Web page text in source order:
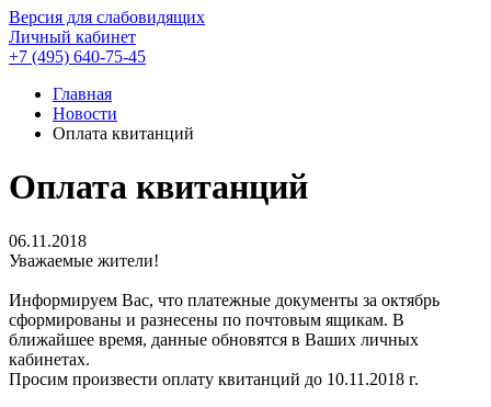
Версия для слабовидящих
Личный кабинет
+7 (495) 640-75-45
Главная
Новости
Оплата квитанций
Оплата квитанций
06.11.2018
Уважаемые жители!
Информируем Вас, что платежные документы за октябрь
сформированы и разнесены по почтовым ящикам. В
ближайшее время, данные обновятся в Ваших личных
кабинетах.
Просим произвести оплату квитанций до 10.11.2018 г.